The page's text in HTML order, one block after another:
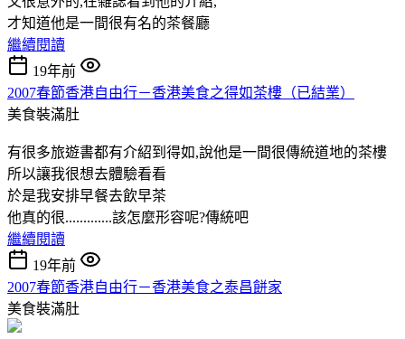
才知道他是一間很有名的茶餐廳
繼續閱讀
19年前
2007春節香港自由行－香港美食之得如茶樓（已結業）
美食裝滿肚
有很多旅遊書都有介紹到得如,說他是一間很傳統道地的茶樓
所以讓我很想去體驗看看
於是我安排早餐去飲早茶
他真的很.............該怎麼形容呢?傳統吧
繼續閱讀
19年前
2007春節香港自由行－香港美食之泰昌餅家
美食裝滿肚